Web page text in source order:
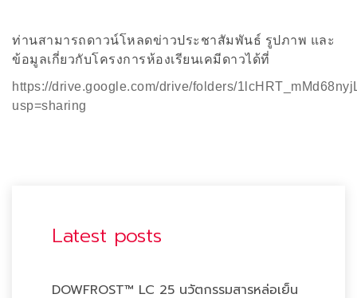
ท่านสามารถดาวน์โหลดข่าวประชาสัมพันธ์ รูปภาพ และ
ข้อมูลเกี่ยวกับโครงการห้องเรียนเคมีดาวได้ที่
https://drive.google.com/drive/folders/
usp=sharing
Latest posts
DOWFROST™ LC 25 นวัตกรรมสารหล่อเย็น